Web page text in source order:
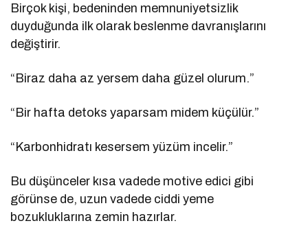
Birçok kişi, bedeninden memnuniyetsizlik
duyduğunda ilk olarak beslenme davranışlarını
değiştirir.
“Biraz daha az yersem daha güzel olurum.”
“Bir hafta detoks yaparsam midem küçülür.”
“Karbonhidratı kesersem yüzüm incelir.”
Bu düşünceler kısa vadede motive edici gibi
görünse de, uzun vadede ciddi yeme
bozukluklarına zemin hazırlar.